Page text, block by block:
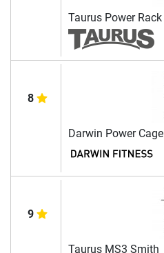
Taurus Power Rack
8
Darwin Power Cage
9
Taurus MS3 Smith